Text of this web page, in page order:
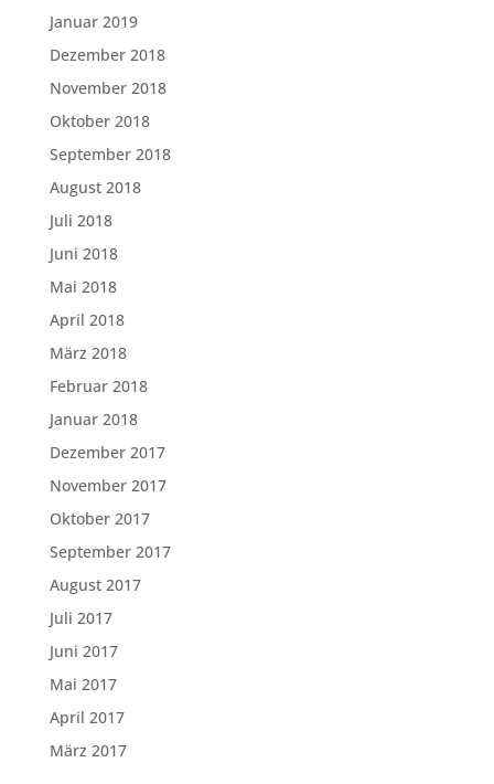
Januar 2019
Dezember 2018
November 2018
Oktober 2018
September 2018
August 2018
Juli 2018
Juni 2018
Mai 2018
April 2018
März 2018
Februar 2018
Januar 2018
Dezember 2017
November 2017
Oktober 2017
September 2017
August 2017
Juli 2017
Juni 2017
Mai 2017
April 2017
März 2017